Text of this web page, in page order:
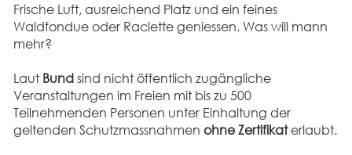
Frische Luft, ausreichend Platz und ein feines
Waldfondue oder Raclette geniessen. Was will mann
mehr?
Laut Bundsind nicht öffentlich zugängliche
Veranstaltungen im Freien mit bis zu 500
Teilnehmenden Personen unter Einhaltung der
geltenden Schutzmassnahmen ohne Zertifikaterlaubt.